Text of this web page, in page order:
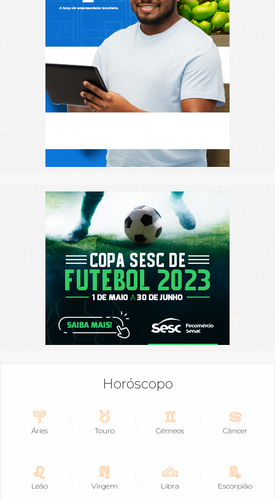
Horóscopo
Áries Touro Gêmeos Câncer
Leão Virgem Libra Escorpião